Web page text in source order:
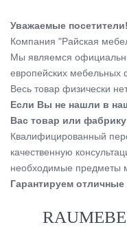
Уважаемые посетители!
Компания "Райская
Мы являемся
европейских мебельных
Весь товар физически
Если Вы не нашли в
Вас товар или
Квалифицированный
качественную
необходимые предметы
Гарантируем